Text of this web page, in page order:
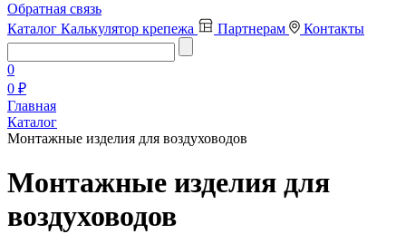
Обратная связь
Каталог Калькулятор крепежа Партнерам Контакты
0
0 ₽
Главная
Каталог
Монтажные изделия для воздуховодов
Монтажные изделия для
воздуховодов